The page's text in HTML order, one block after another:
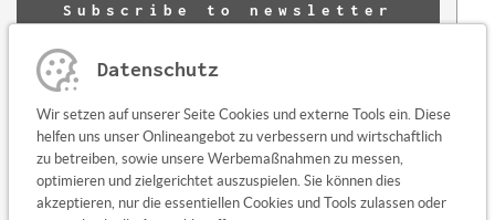
Subscribe to newsletter
now
Any questions or suggestions?
Contact us here
Datenschutz
Wir setzen auf unserer Seite Cookies und externe Tools ein. Diese
helfen uns unser Onlineangebot zu verbessern und wirtschaftlich
zu betreiben, sowie unsere Werbemaßnahmen zu messen,
optimieren und zielgerichtet auszuspielen. Sie können dies
akzeptieren, nur die essentiellen Cookies und Tools zulassen oder